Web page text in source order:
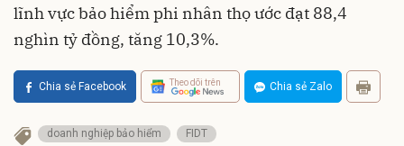
lĩnh vực bảo hiểm phi nhân thọ ước đạt 88,4
nghìn tỷ đồng, tăng 10,3%.
Chia sẻ Facebook Theo dõi trên Chia sẻ Zalo
doanh nghiệp bảo hiểm
FIDT